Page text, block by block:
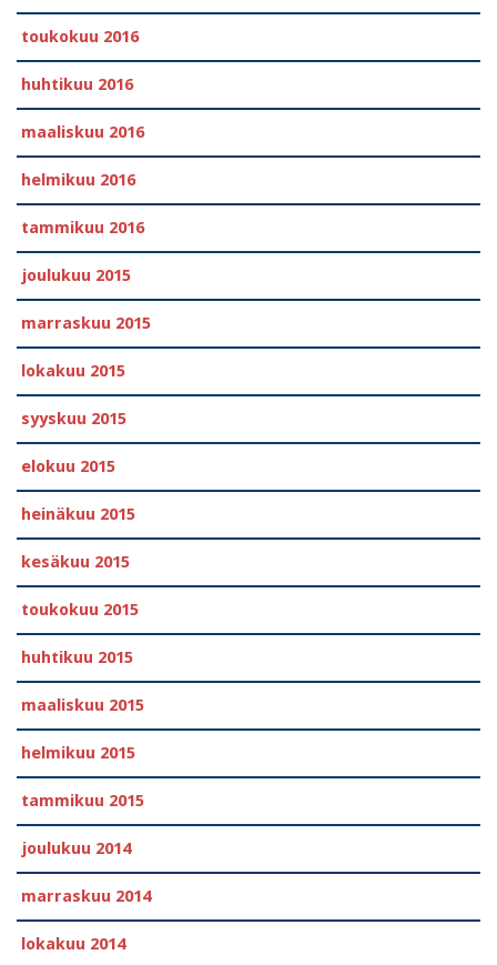
toukokuu 2016
huhtikuu 2016
maaliskuu 2016
helmikuu 2016
tammikuu 2016
joulukuu 2015
marraskuu 2015
lokakuu 2015
syyskuu 2015
elokuu 2015
heinäkuu 2015
kesäkuu 2015
toukokuu 2015
huhtikuu 2015
maaliskuu 2015
helmikuu 2015
tammikuu 2015
joulukuu 2014
marraskuu 2014
lokakuu 2014